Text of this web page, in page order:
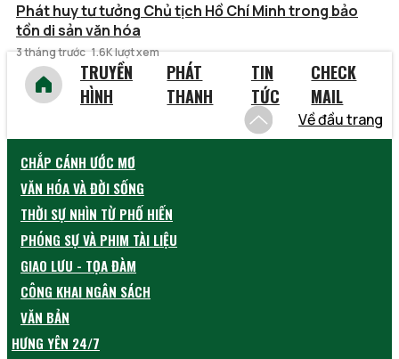
Phát huy tư tưởng Chủ tịch Hồ Chí Minh trong bảo
tồn di sản văn hóa
3 tháng trước 1.6K lượt xem
TRUYỀN
HÌNH
PHÁT
THANH
TIN
TỨC
CHECK
MAIL
Về đầu trang
CHẮP CÁNH ƯỚC MƠ
VĂN HÓA VÀ ĐỜI SỐNG
THỜI SỰ NHÌN TỪ PHỐ HIẾN
PHÓNG SỰ VÀ PHIM TÀI LIỆU
GIAO LƯU - TỌA ĐÀM
CÔNG KHAI NGÂN SÁCH
VĂN BẢN
HƯNG YÊN 24/7